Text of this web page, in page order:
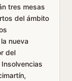
tres mesas
del ámbito
nueva
del